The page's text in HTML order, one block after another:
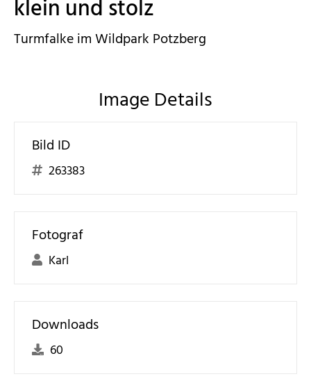
klein und stolz
Turmfalke im Wildpark Potzberg
Image Details
Bild ID
263383
Fotograf
Karl
Downloads
60